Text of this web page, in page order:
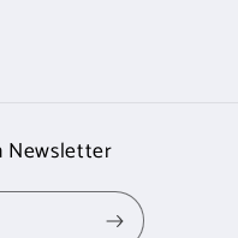
Newsletter